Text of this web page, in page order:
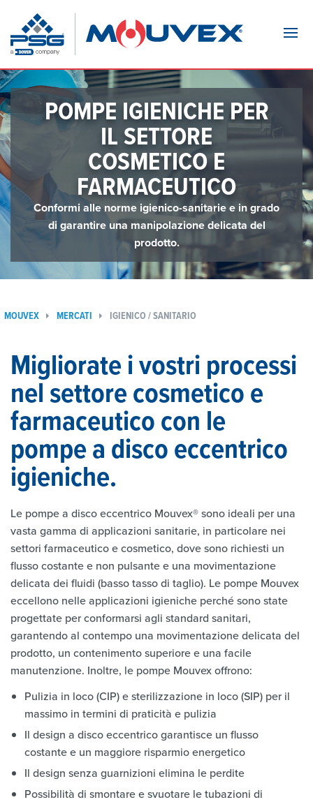
POMPE IGIENICHE PER
IL SETTORE
COSMETICO E
FARMACEUTICO
Conformi alle norme igienico-sanitarie e in grado
di garantire una manipolazione delicata del
prodotto.
MOUVEX MERCATI IGIENICO / SANITARIO
Migliorate i vostri processi
nel settore cosmetico e
farmaceutico con le
pompe a disco eccentrico
igieniche.
Le pompe a disco eccentrico Mouvex® sono ideali per una
vasta gamma di applicazioni sanitarie, in particolare nei
settori farmaceutico e cosmetico, dove sono richiesti un
flusso costante e non pulsante e una movimentazione
delicata dei fluidi (basso tasso di taglio). Le pompe Mouvex
eccellono nelle applicazioni igieniche perché sono state
progettate per conformarsi agli standard sanitari,
garantendo al contempo una movimentazione delicata del
prodotto, un contenimento superiore e una facile
manutenzione. Inoltre, le pompe Mouvex offrono:
Pulizia in loco (CIP) e sterilizzazione in loco (SIP) per il
massimo in termini di praticità e pulizia
Il design a disco eccentrico garantisce un flusso
costante e un maggiore risparmio energetico
Il design senza guarnizioni elimina le perdite
Possibilità di smontare e svuotare le tubazioni di